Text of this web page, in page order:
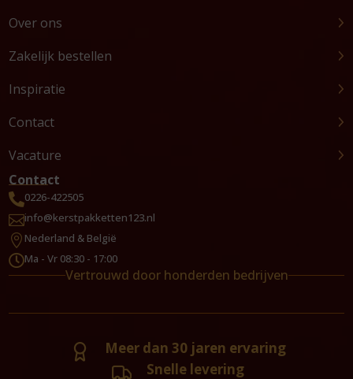
Over ons
Zakelijk bestellen
Inspiratie
Contact
Vacature
Contact
0226-422505
info@kerstpakketten123.nl
 Nederland & België
Ma - Vr 08:30 - 17:00
Vertrouwd door honderden bedrijven
Meer dan 30 jaren ervaring
Snelle levering